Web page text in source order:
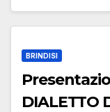
BRINDISI
DIALETTO